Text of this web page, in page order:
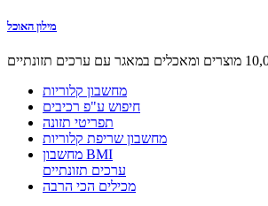
מילון האוכל
מחשבון קלוריות
חיפוש ע"פ רכיבים
תפריטי תזונה
מחשבון שריפת קלוריות
מחשבון BMI
ערכים תזונתיים
מכילים הכי הרבה